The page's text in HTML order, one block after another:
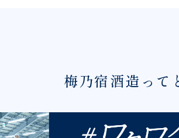
梅乃宿酒造って